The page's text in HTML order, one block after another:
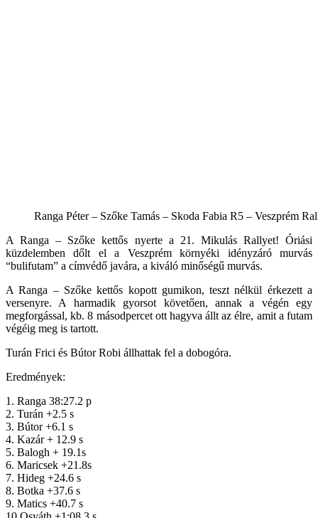
Ranga Péter – Szőke Tamás – Skoda Fabia R5 – Veszprém
A Ranga – Szőke kettős nyerte a 21. Mikulás Rallyet! Óriási
küzdelemben dőlt el a Veszprém környéki idényzáró murvás
“bulifutam” a címvédő javára, a kiváló minőségű murvás.
A Ranga – Szőke kettős kopott gumikon, teszt nélkül érkezett a
versenyre. A harmadik gyorsot követően, annak a végén egy
megforgással, kb. 8 másodpercet ott hagyva állt az élre, amit a futam
végéig meg is tartott.
Turán Frici és Bútor Robi állhattak fel a dobogóra.
Eredmények:
1. Ranga 38:27.2 p
2. Turán +2.5 s
3. Bútor +6.1 s
4. Kazár + 12.9 s
5. Balogh + 19.1s
6. Maricsek +21.8s
7. Hideg +24.6 s
8. Botka +37.6 s
9. Matics +40.7 s